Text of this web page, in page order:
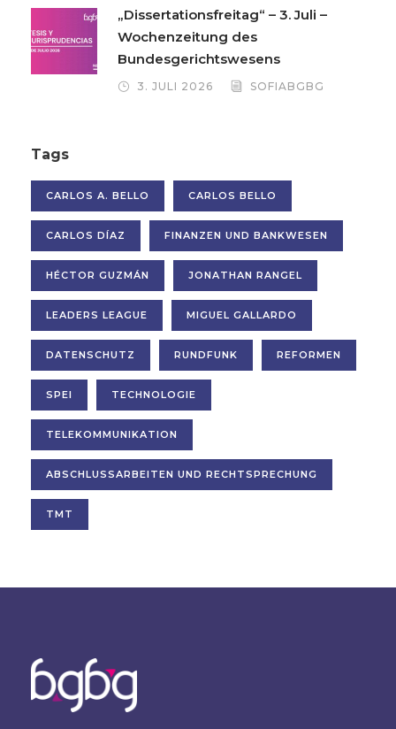
„Dissertationsfreitag“ – 3. Juli –
Wochenzeitung des
Bundesgerichtswesens
3. JULI 2026 SOFIABGBG
Tags
CARLOS A. BELLO CARLOS BELLO
CARLOS DÍAZ FINANZEN UND BANKWESEN
HÉCTOR GUZMÁN JONATHAN RANGEL
LEADERS LEAGUE MIGUEL GALLARDO
DATENSCHUTZ RUNDFUNK REFORMEN
SPEI TECHNOLOGIE
TELEKOMMUNIKATION
ABSCHLUSSARBEITEN UND RECHTSPRECHUNG
TMT